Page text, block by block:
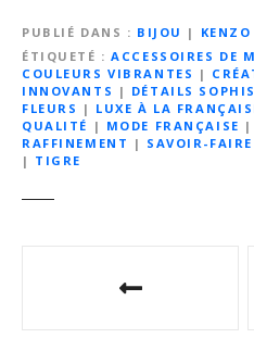
PUBLIÉ DANS BIJOU | KENZO
ÉTIQUETÉ
ACCESSOIRES DE
COULEURS VIBRANTES |
INNOVANTS | DÉTAILS
FLEURS | LUXE À LA
QUALITÉ | MODE FRANÇAISE |
RAFFINEMENT | SAVOIR-
| TIGRE